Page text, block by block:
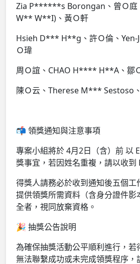
Zia P******s Borongan、曾Ｏ庭
W** W**I)、黃Ｏ軒
Hsieh D*** H**g、許Ｏ倫、Yen-
Ｏ瑋
周Ｏ誼、CHAO H**** H**A、鄒
陳Ｏ云、Therese M*** Sestoso
📬 領獎通知與注意事項
專案小組將於 4月2日（含）前 以
獎事宜，若因姓名重複，請以收到
得獎人請務必於收到通知後五個工
提供領獎所需資料（含身分證件影
全者，視同放棄資格。
🎉 抽獎公告說明
為確保抽獎活動公平順利進行，若
無法聯繫成功或未完成領獎程序，